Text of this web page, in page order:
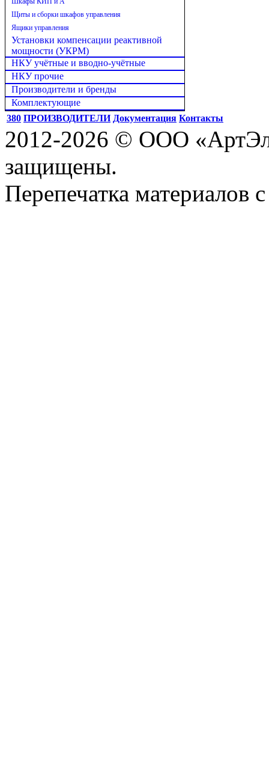
Щиты и сборки шкафов управления
Ящики управления
Установки компенсации реактивной
мощности (УКРМ)
НКУ учётные и вводно-учётные
НКУ прочие
Производители и бренды
Комплектующие
380 ПРОИЗВОДИТЕЛИ Документация Контакты
2012-2026 © ООО
защищены.
Перепечатка материалов